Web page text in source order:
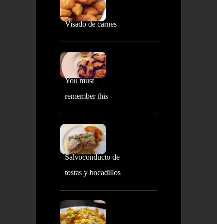
Visado de carnes
You must
remember this
Salvoconducto de
tostas y bocadillos